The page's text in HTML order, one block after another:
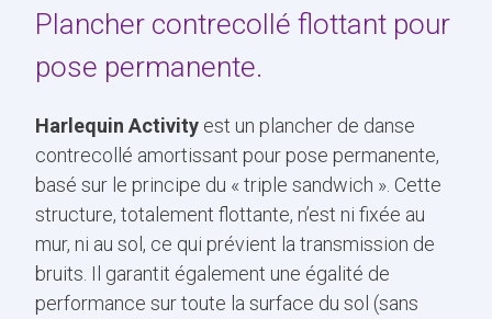
Plancher contrecollé flottant pour
pose permanente.
Harlequin Activity est un plancher de danse
contrecollé amortissant pour pose permanente,
basé sur le principe du « triple sandwich ». Cette
structure, totalement flottante, n’est ni fixée au
mur, ni au sol, ce qui prévient la transmission de
bruits. Il garantit également une égalité de
performance sur toute la surface du sol (sans